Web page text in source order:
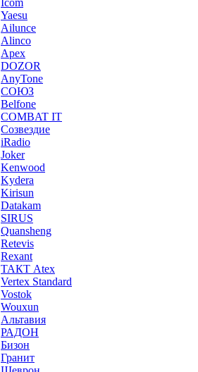
Icom
Yaesu
Ailunce
Alinco
Apex
DOZOR
AnyTone
СОЮЗ
Belfone
COMBAT IT
Созвездие
iRadio
Joker
Kenwood
Kydera
Kirisun
Datakam
SIRUS
Quansheng
Retevis
Rexant
ТАКТ Atex
Vertex Standard
Vostok
Wouxun
Альтавия
РАДОН
Бизон
Гранит